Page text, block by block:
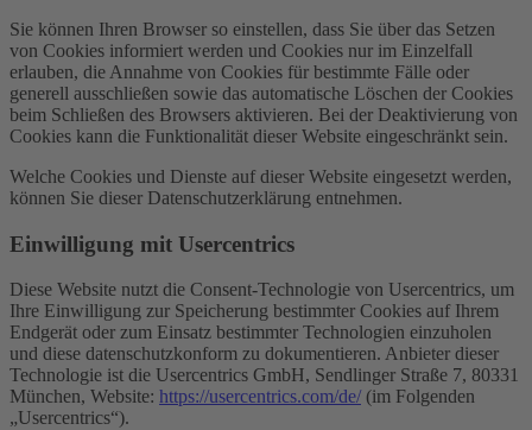
Sie können Ihren Browser so einstellen, dass Sie über das Setzen
von Cookies informiert werden und Cookies nur im Einzelfall
erlauben, die Annahme von Cookies für bestimmte Fälle oder
generell ausschließen sowie das automatische Löschen der Cookies
beim Schließen des Browsers aktivieren. Bei der Deaktivierung von
Cookies kann die Funktionalität dieser Website eingeschränkt sein.
Welche Cookies und Dienste auf dieser Website eingesetzt werden,
können Sie dieser Datenschutzerklärung entnehmen.
Einwilligung mit Usercentrics
Diese Website nutzt die Consent-Technologie von Usercentrics, um
Ihre Einwilligung zur Speicherung bestimmter Cookies auf Ihrem
Endgerät oder zum Einsatz bestimmter Technologien einzuholen
und diese datenschutzkonform zu dokumentieren. Anbieter dieser
Technologie ist die Usercentrics GmbH, Sendlinger Straße 7, 80331
München, Website: https://usercentrics.com/de/ (im Folgenden
„Usercentrics“).